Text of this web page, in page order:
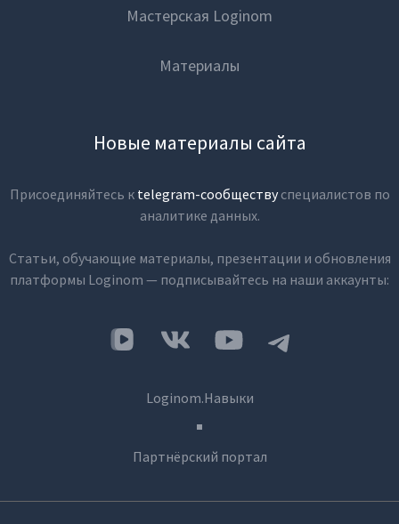
Мастерская Loginom
Материалы
Новые материалы сайта
Присоединяйтесь к telegram-сообществуспециалистов по
аналитике данных.
Статьи, обучающие материалы, презентации и обновления
платформы Loginom — подписывайтесь на наши аккаунты:
Loginom.Навыки
Партнёрский портал